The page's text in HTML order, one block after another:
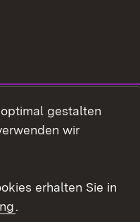
gestalten
wir
erhalten Sie in
.